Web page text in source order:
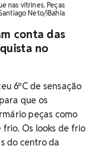
nas vitrines. Peças
Neto/iBahia
conta das
no
6ºC de sensação
que os
peças como
Os looks de frio
do centro da